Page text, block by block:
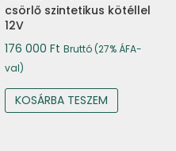
csörlő szintetikus kötéllel
12V
176 000 Ft Bruttó (27% ÁFA-
val)
KOSÁRBA TESZEM